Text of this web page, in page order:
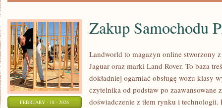
FEBRUARY - 18 - 2026
Zakup Samochodu
Landworld to magazyn online stworzony
Jaguar oraz marki Land Rover. To baza
dokładniej ogarniać obsługę wozu klasy
czytelnika od podstaw po zaawansowane
doświadczenie z tłem rynku i technologii.